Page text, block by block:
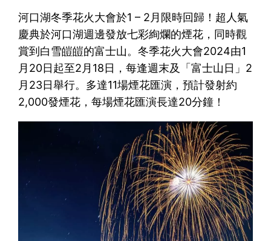
河口湖冬季花火大會於1 – 2月限時回歸！超人氣
慶典於河口湖週邊發放七彩絢爛的煙花，同時觀
賞到白雪皚皚的富士山。冬季花火大會2024由1
月20日起至2月18日，每逢週末及「富士山日」2
月23日舉行。多達11場煙花匯演，預計發射約
2,000發煙花，每場煙花匯演長達20分鐘！